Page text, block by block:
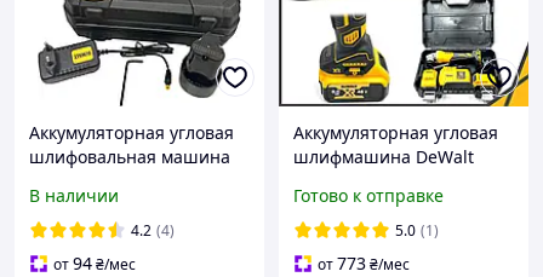
Аккумуляторная угловая
шлифовальная машина
2 АКБ Профессиональная
аккумуляторная болгарка
В наличии
4.2 (4)
от94₴/мес
Аккумуляторная угловая
шлифмашина DeWalt
Мощная болгарка Деволт
с диском 125 мм и 2АКБ
турбинка lv
Готово к отправке
5.0 (1)
от773₴/мес